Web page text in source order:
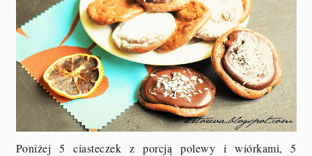
Poniżej 5 ciasteczek z porcją polewy i wiórkami, 5